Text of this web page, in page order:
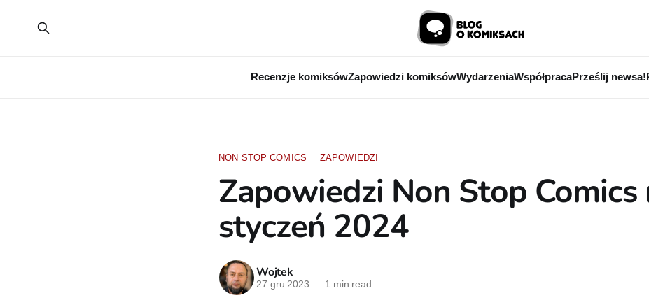
Recenzje komiksówZapowiedzi komiksówWydarzeniaWspółpracaPrześlij newsa!
NON STOP COMICS ZAPOWIEDZI
Zapowiedzi Non Stop Comics
styczeń 2024
Wojtek
27 gru 2023 —1 min read